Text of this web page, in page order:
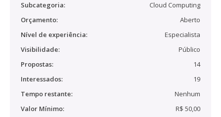
Subcategoria:
Cloud Computing
Orçamento:
Aberto
Nível de experiência:
Especialista
Visibilidade:
Público
Propostas:
14
Interessados:
19
Tempo restante:
Nenhum
Valor Mínimo:
R$ 50,00